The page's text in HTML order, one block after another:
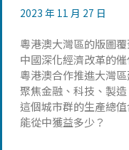
2023 年 11 月 27 日
粵港澳大灣區的版圖
中國深化經濟改革的
粵港澳合作推進大灣
聚焦金融、科技、製
這個城市群的生產總
能從中獲益多少？